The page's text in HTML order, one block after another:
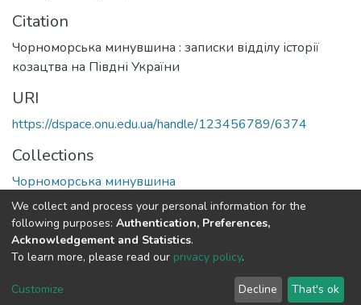
Citation
Чорноморська минувшина : записки відділу історії
козацтва на Півдні України
URI
https://dspace.onu.edu.ua/handle/123456789/6374
Collections
Чорноморська минувшина
Full item page
DSpace software copyright © 2009-2026
Cookie
End User
Send
We collect and process your personal information for the
following purposes: Authentication, Preferences,
Acknowledgement and Statistics.
To learn more, please read our privacy policy.
Customize Decline That's ok